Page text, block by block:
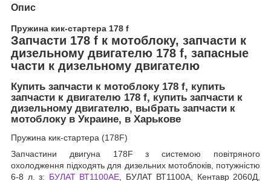
Опис
Пружина кик-стартера 178 f
Запчасти 178 f к мотоблоку, запчасти к
дизельному двигателю 178 f, запасные
части к дизельному двигателю
Купить запчасти к мотоблоку 178 f, купить
запчасти к двигателю 178 f, купить запчасти к
дизельному двигателю, выбрать запчасти к
мотоблоку в Украине, в Харькове
Пружина кик-стартера (178F)
Запчастини двигуна 178F з системою повітряного
охолодження підходять для дизельних мотоблоків, потужністю
6-8 л. з: БУЛАТ ВТ1100АЕ, БУЛАТ ВТ1100А, Кентавр 2060Д,